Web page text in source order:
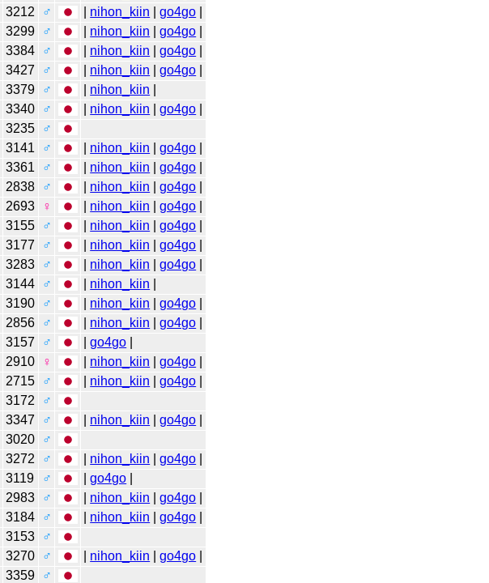
3212 ♂ nihon_kiin |go4go
3299 ♂ nihon_kiin |go4go
3384 ♂ nihon_kiin |go4go
3427 ♂ nihon_kiin |go4go
3379 ♂ nihon_kiin
3340 ♂ nihon_kiin |go4go
3235
♂
3141 ♂ nihon_kiin |go4go
3361 ♂ nihon_kiin |go4go
2838 ♂ nihon_kiin |go4go
2693 ♀ nihon_kiin |go4go
3155 ♂ nihon_kiin |go4go
3177 ♂ nihon_kiin |go4go
3283 ♂ nihon_kiin |go4go
3144 ♂ nihon_kiin
3190 ♂ nihon_kiin |go4go
2856 ♂ nihon_kiin |go4go
3157 ♂ |go4go
2910 ♀ nihon_kiin |go4go
2715 ♂ nihon_kiin |go4go
3172
♂
3347 ♂ nihon_kiin |go4go
3020
♂
3272 ♂ nihon_kiin |go4go
3119 ♂ |go4go
2983 ♂ nihon_kiin |go4go
3184 ♂ nihon_kiin |go4go
3153
♂
3270 ♂ nihon_kiin |go4go
3359
♂